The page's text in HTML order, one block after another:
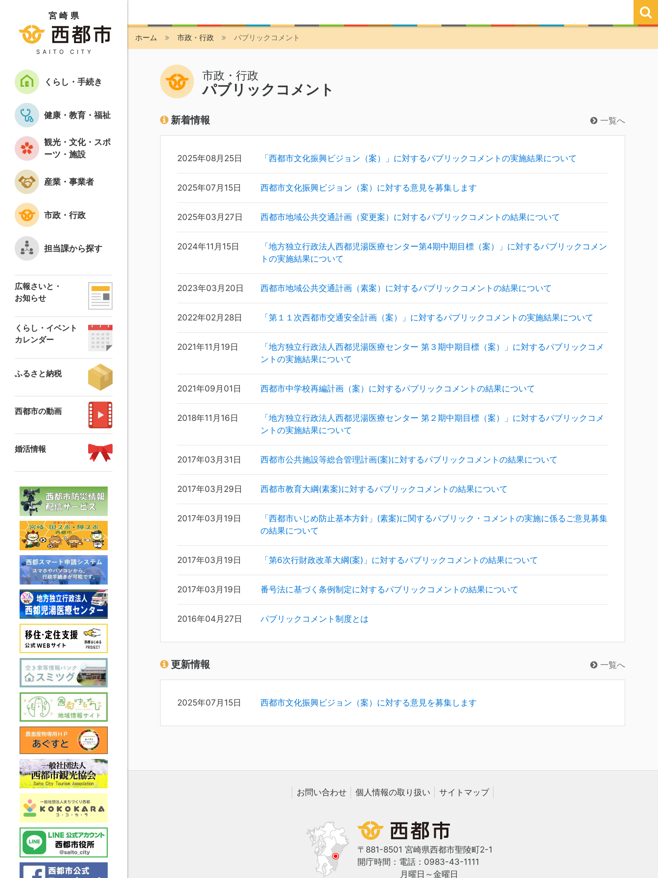
宮崎県
SAITO CITY
くらし・手続き
健康・教育・福祉
観光・文化・スポ
ーツ・施設
産業・事業者
市政・行政
担当課から探す
広報さいと・
お知らせ
くらし・イベント
カレンダー
ふるさと納税
西都市の動画
婚活情報
ホーム 市政・行政 パブリックコメント
市政・行政
パブリックコメント
新着情報 一覧へ
2025年08月25日 「西都市文化振興ビジョン（案）」に対するパブリックコメントの実施結果について
2025年07月15日 西都市文化振興ビジョン（案）に対する意見を募集します
2025年03月27日 西都市地域公共交通計画（変更案）に対するパブリックコメントの結果について
2024年11月15日
「地方独立行政法人西都児湯医療センター第4期中期目標（案）」に対するパブリックコメン
トの実施結果について
2023年03月20日 西都市地域公共交通計画（素案）に対するパブリックコメントの結果について
2022年02月28日 「第１１次西都市交通安全計画（案）」に対するパブリックコメントの実施結果について
2021年11月19日
「地方独立行政法人西都児湯医療センター 第３期中期目標（案）」に対するパブリックコメ
ントの実施結果について
2021年09月01日 西都市中学校再編計画（案）に対するパブリックコメントの結果について
2018年11月16日
「地方独立行政法人西都児湯医療センター 第２期中期目標（案）」に対するパブリックコメ
ントの実施結果について
2017年03月31日 西都市公共施設等総合管理計画(案)に対するパブリックコメントの結果について
2017年03月29日 西都市教育大綱(素案)に対するパブリックコメントの結果について
2017年03月19日
「西都市いじめ防止基本方針」(素案)に関するパブリック・コメントの実施に係るご意見募集
の結果について
2017年03月19日 「第6次行財政改革大綱(案)」に対するパブリックコメントの結果について
2017年03月19日 番号法に基づく条例制定に対するパブリックコメントの結果について
2016年04月27日 パブリックコメント制度とは
更新情報 一覧へ
2025年07月15日 西都市文化振興ビジョン（案）に対する意見を募集します
お問い合わせ 個人情報の取り扱い サイトマップ
〒881-8501 宮崎県西都市聖陵町2-1
電話：0983-43-1111
開庁時間：
月曜日～金曜日